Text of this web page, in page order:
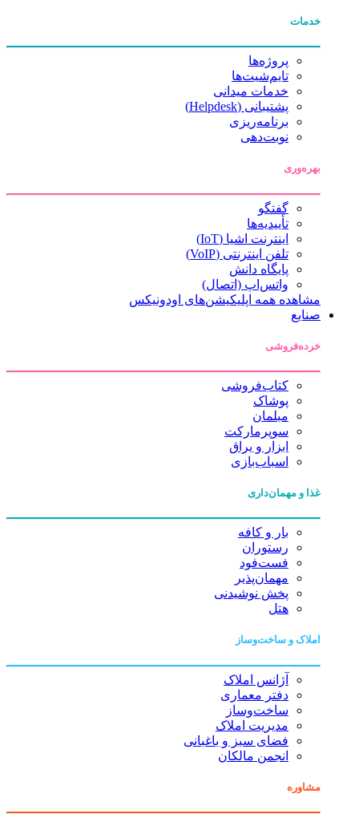
خدمات
پروژه‌ها
تایم‌شیت‌ها
خدمات میدانی
پشتیبانی (Helpdesk)
برنامه‌ریزی
نوبت‌دهی
بهره‌وری
گفتگو
تأییدیه‌ها
اینترنت اشیا (IoT)
تلفن اینترنتی (VoIP)
پایگاه دانش
واتس‌اپ (اتصال)
مشاهده همه اپلیکیشن‌های اودونیکس
صنایع
خرده‌فروشی
کتاب‌فروشی
پوشاک
مبلمان
سوپرمارکت
ابزار و یراق
اسباب‌بازی
غذا و مهمان‌داری
بار و کافه
رستوران
فست‌فود
مهمان‌پذیر
پخش نوشیدنی
هتل
املاک و ساخت‌وساز
آژانس املاک
دفتر معماری
ساخت‌وساز
مدیریت املاک
فضای سبز و باغبانی
انجمن مالکان
مشاوره